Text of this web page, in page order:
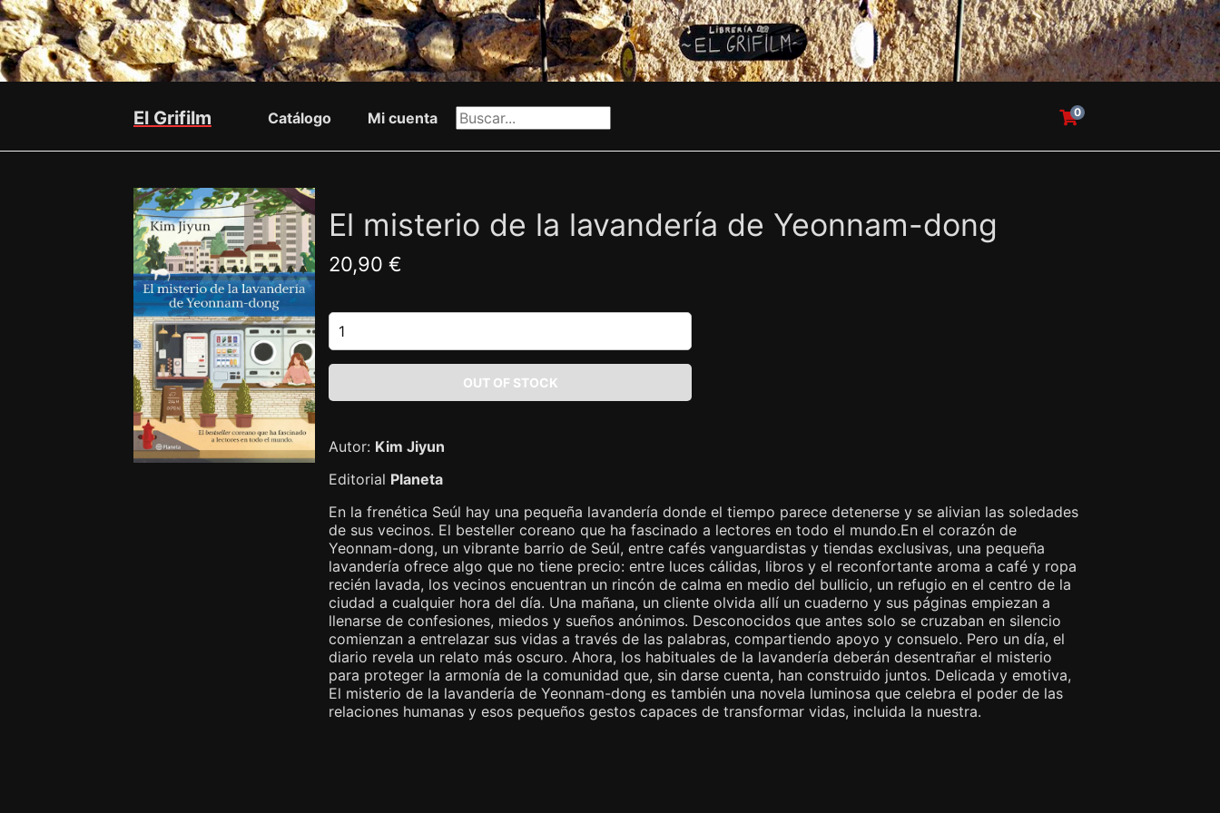
El Grifilm Catálogo Mi cuenta 0
El misterio de la lavandería de Yeonnam-dong
20,90 €
Autor: Kim Jiyun
Editorial Planeta
En la frenética Seúl hay una pequeña lavandería donde el tiempo parece detenerse y se alivian las soledades
de sus vecinos. El besteller coreano que ha fascinado a lectores en todo el mundo.En el corazón de
Yeonnam-dong, un vibrante barrio de Seúl, entre cafés vanguardistas y tiendas exclusivas, una pequeña
lavandería ofrece algo que no tiene precio: entre luces cálidas, libros y el reconfortante aroma a café y ropa
recién lavada, los vecinos encuentran un rincón de calma en medio del bullicio, un refugio en el centro de la
ciudad a cualquier hora del día. Una mañana, un cliente olvida allí un cuaderno y sus páginas empiezan a
llenarse de confesiones, miedos y sueños anónimos. Desconocidos que antes solo se cruzaban en silencio
comienzan a entrelazar sus vidas a través de las palabras, compartiendo apoyo y consuelo. Pero un día, el
diario revela un relato más oscuro. Ahora, los habituales de la lavandería deberán desentrañar el misterio
para proteger la armonía de la comunidad que, sin darse cuenta, han construido juntos. Delicada y emotiva,
El misterio de la lavandería de Yeonnam-dong es también una novela luminosa que celebra el poder de las
relaciones humanas y esos pequeños gestos capaces de transformar vidas, incluida la nuestra.